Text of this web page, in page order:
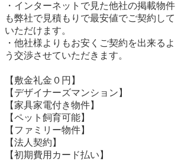
・インターネットで見た他社の掲載物件
も弊社で見積もりで最安値でご契約して
いただけます。
・他社様よりもお安くご契約を出来るよ
う交渉させていただきます。
【敷金礼金０円】
【デザイナーズマンション】
【家具家電付き物件】
【ペット飼育可能】
【ファミリー物件】
【法人契約】
【初期費用カード払い】